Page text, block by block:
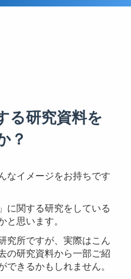
る研究資料を
？
なイメージをお持ちです
に関する研究をしている
と思います。
究所ですが、実際はこん
の研究資料から一部ご紹
きるかもしれません。